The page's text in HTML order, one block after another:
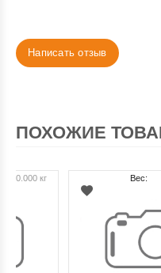
Написать отзыв
ПОХОЖИЕ
2.000 кг